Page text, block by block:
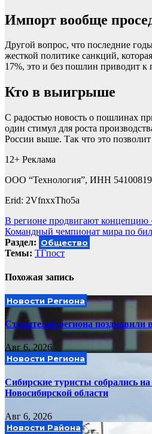
Импорт вообще
Другой вопрос, что последние
жесткой политике санкций,
17%, это и без пошлин приводит к
Кто в выигрыше
С радостью новость о пошлинах
один стимул для роста
России выше. Так что это
12+ Реклама
ООО “Технология”, ИНН
Erid: 2VfnxxTho5a
Навигация
по
записям
В регионе продвигают концепцию
Командный чемпионат мира по
Раздел: Общество
Темы: ТГпост
Похожая запись
Новости Региона
Строителей региона поздравили
Авг 6, 2026
Новости Региона
Сибирские туристы собрались на
Новосибирской области
Авг 6, 2026
Новости Района